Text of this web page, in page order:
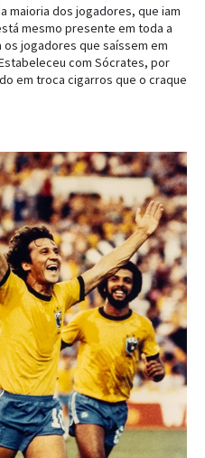
maioria dos jogadores, que iam
mesmo presente em toda a
jogadores que saíssem em
com Sócrates, por
em troca cigarros que o craque